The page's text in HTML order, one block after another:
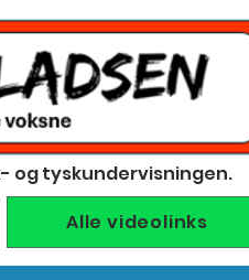
og tyskundervisningen.
Alle videolinks